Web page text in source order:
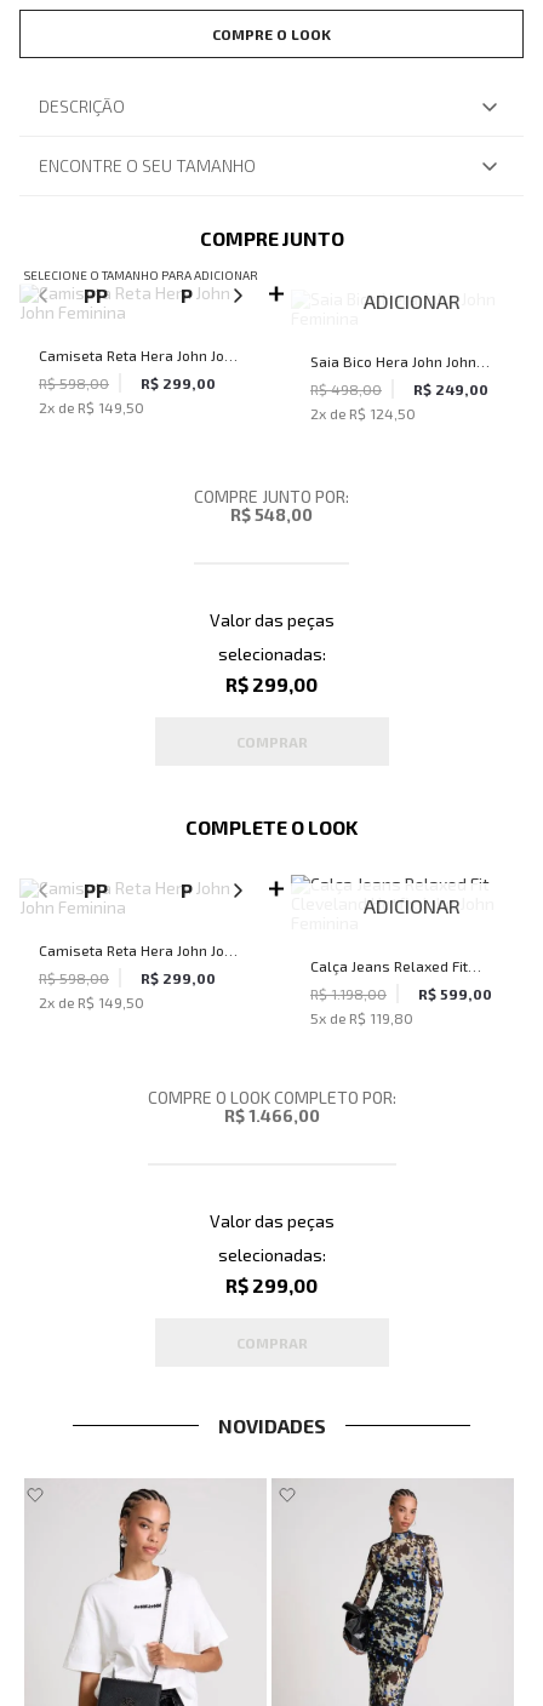
COMPRE O LOOK
DESCRIÇÃO
ENCONTRE O SEU TAMANHO
COMPRE JUNTO
SELECIONE O TAMANHO PARA ADICIONAR
PP P M
Camiseta Reta Hera John John
Feminina
R$ 598,00
R$ 299,00
2x de R$ 149,50
ADICIONAR
Saia Bico Hera John John
Feminina
R$ 498,00
R$ 249,00
2x de R$ 124,50
COMPRE JUNTO POR:
R$ 548,00
Valor das peças
selecionadas:
R$ 299,00
COMPRAR
COMPLETE O LOOK
PP P M
Camiseta Reta Hera John John
Feminina
R$ 598,00
R$ 299,00
2x de R$ 149,50
ADICIONAR
Calça Jeans Relaxed Fit
Cleveland Hotfix John John
Feminina
R$ 1.198,00
R$ 599,00
5x de R$ 119,80
COMPRE O LOOK COMPLETO POR:
R$ 1.466,00
Valor das peças
selecionadas:
R$ 299,00
COMPRAR
NOVIDADES